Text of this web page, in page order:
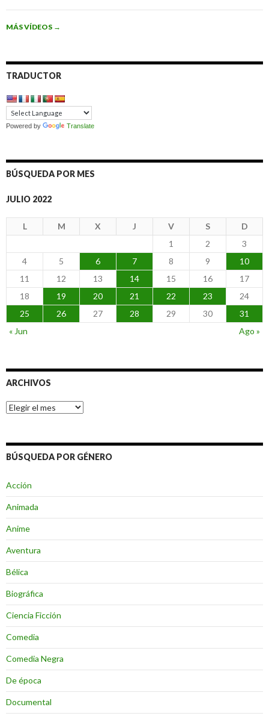
MÁS VÍDEOS →
TRADUCTOR
Powered by Translate
BÚSQUEDA POR MES
JULIO 2022
L M X J V S
D
1
2
3
4
5 6 7 8 9
10
11
12 13 14 15 16
17
18
19 20 21 22 23
24
25
26 27 28 29 30
31
« Jun
Ago »
ARCHIVOS
Archivos
BÚSQUEDA POR GÉNERO
Acción
Animada
Anime
Aventura
Bélica
Biográfica
Ciencia Ficción
Comedia
Comedia Negra
De época
Documental